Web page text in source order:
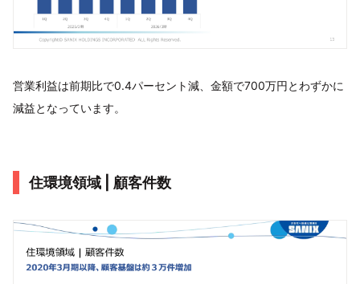
営業利益は前期比で0.4パーセント減、金額で700万円とわずかに
減益となっています。
住環境領域 | 顧客件数